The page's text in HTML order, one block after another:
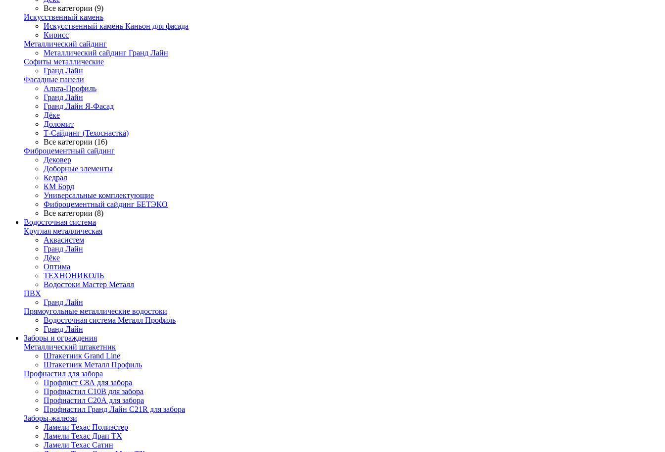
Все категории (9)
Искусственный камень
Искусственный камень Каньон для фасада
Кирисс
Металлический сайдинг
Металлический сайдинг Гранд Лайн
Софиты металлические
Гранд Лайн
Фасадные панели
Альта-Профиль
Гранд Лайн
Гранд Лайн Я-Фасад
Дёке
Доломит
Т-Сайдинг (Техоснастка)
Все категории (16)
Фиброцементный сайдинг
Дековер
Доборные элементы
Кедрал
КМ Борд
Универсальные комплектующие
Фиброцементный сайдинг БЕТЭКО
Все категории (8)
Водосточная система
Круглая металлическая
Аквасистем
Гранд Лайн
Дёке
Оптима
ТЕХНОНИКОЛЬ
Водостоки Мастер Металл
ПВХ
Гранд Лайн
Прямоугольные металлические водостоки
Водосточная система Металл Профиль
Гранд Лайн
Заборы и ограждения
Металлический штакетник
Штакетник Grand Line
Штакетник Металл Профиль
Профнастил для забора
Профлист С8А для забора
Профнастил С10В для забора
Профнастил С20А для забора
Профнастил Гранд Лайн С21R для забора
Заборы-жалюзи
Ламели Техас Полиэстер
Ламели Техас Драп ТХ
Ламели Техас Сатин